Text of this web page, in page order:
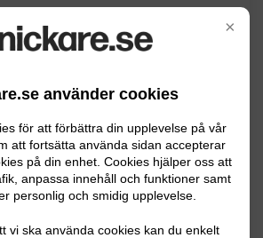
×
använder cookies
för att förbättra din upplevelse på vår
att fortsätta använda sidan accepterar
på din enhet. Cookies hjälper oss att
anpassa innehåll och funktioner samt
personlig och smidig upplevelse.
vi ska använda cookies kan du enkelt